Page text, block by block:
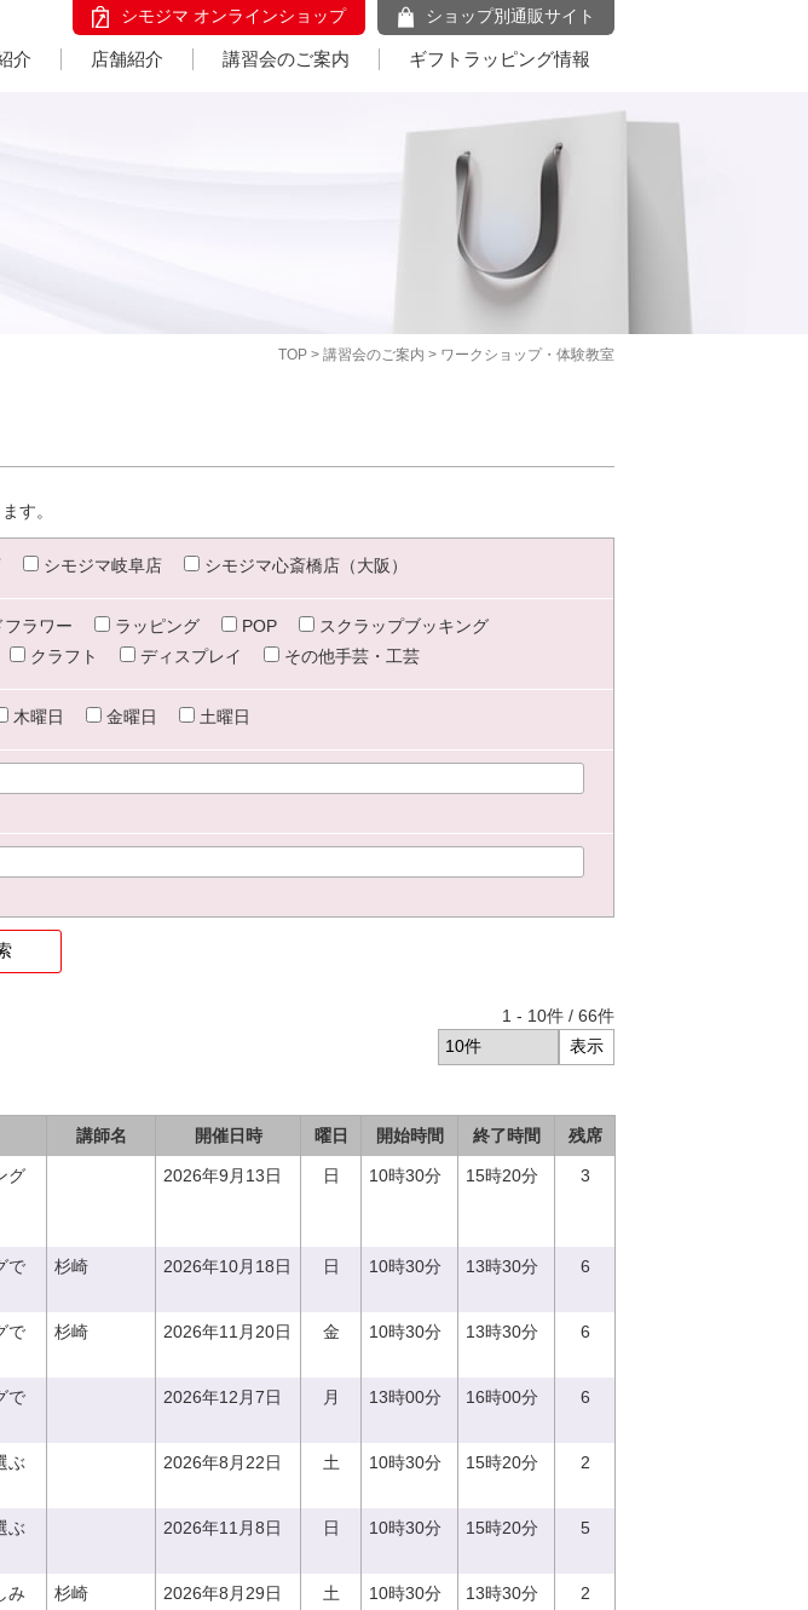
シモジマ オンラインショップ ショップ別通販サイト
介 店舗紹介 講習会のご案内 ギフトラッピング情報
TOP > 講習会のご案内 > ワークショップ・体験教室
す。
シモジマ岐阜店 シモジマ心斎橋店（大阪）
フラワー ラッピング POP
スクラップブッキング
クラフト ディスプレイ その他手芸・工芸
木曜日 金曜日 土曜日
1 - 10件 / 66件
講師名 開催日時 曜日 開始時間 終了時間 残席
グ
2026年9月13日 日 10時30分 15時20分 3
で
杉崎 2026年10月18日 日 10時30分 13時30分 6
で
杉崎 2026年11月20日 金 10時30分 13時30分 6
で
2026年12月7日 月 13時00分 16時00分 6
ぶ
2026年8月22日 土 10時30分 15時20分 2
ぶ
2026年11月8日 日 10時30分 15時20分 5
み
杉崎 2026年8月29日 土 10時30分 13時30分 2